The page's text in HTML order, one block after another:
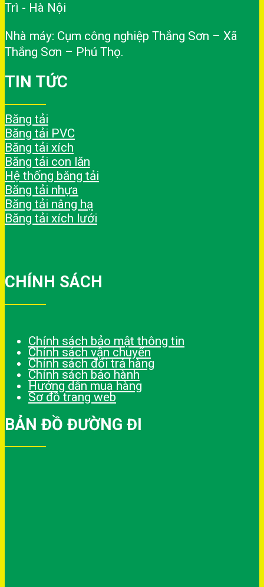
Trì - Hà Nội
Nhà máy: Cụm công nghiệp Thắng Sơn – Xã
Thắng Sơn – Phú Thọ.
TIN TỨC
Băng tải
Băng tải PVC
Băng tải xích
Băng tải con lăn
Hệ thống băng tải
Băng tải nhựa
Băng tải nâng hạ
Băng tải xích lưới
CHÍNH SÁCH
Chính sách bảo mật thông tin
Chính sách vận chuyển
Chính sách đổi trả hàng
Chính sách bảo hành
Hướng dẫn mua hàng
Sơ đồ trang web
BẢN ĐỒ ĐƯỜNG ĐI